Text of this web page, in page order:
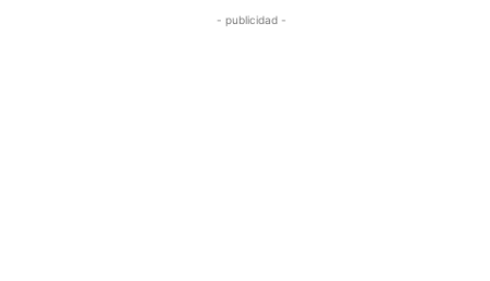
- publicidad -